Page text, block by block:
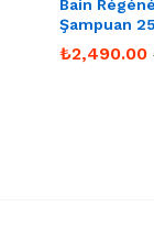
Bain
Şampuan
₺2,490.00